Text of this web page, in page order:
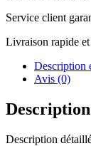
Gima
40
Service client
Livraison rapide et
Description
Avis (0)
Description
Description